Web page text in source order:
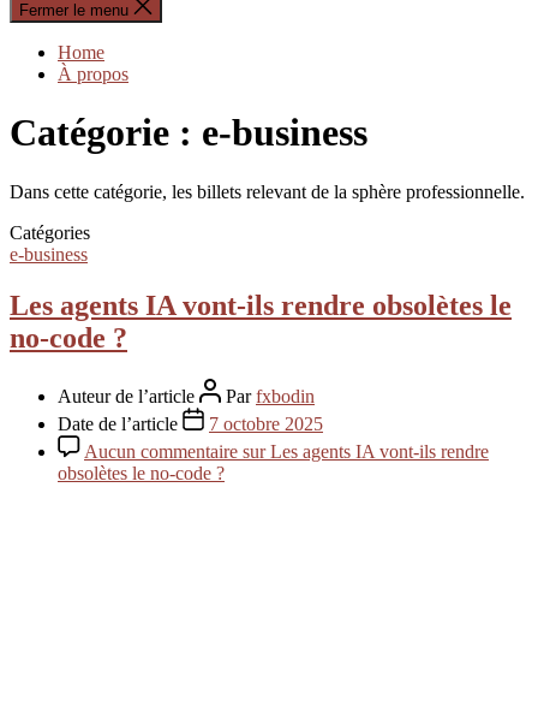
Fermer le menu
Home
À propos
Catégorie : e-business
Dans cette catégorie, les billets relevant de la sphère professionnelle.
Catégories
e-business
Les agents IA vont-ils rendre obsolètes le
no-code ?
Auteur de l’article Parfxbodin
Date de l’article
7 octobre 2025
Aucun commentaire sur Les agents IA vont-ils rendre
obsolètes le no-code ?